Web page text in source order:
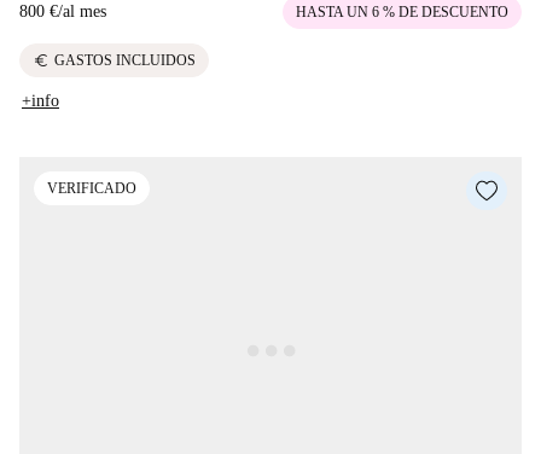
800 €/al mes HASTA UN 6 % DE DESCUENTO
euro GASTOS INCLUIDOS
+info
VERIFICADO